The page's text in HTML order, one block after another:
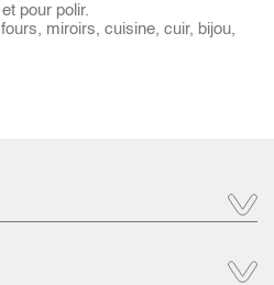
pour polir.
miroirs, cuisine, cuir, bijou,